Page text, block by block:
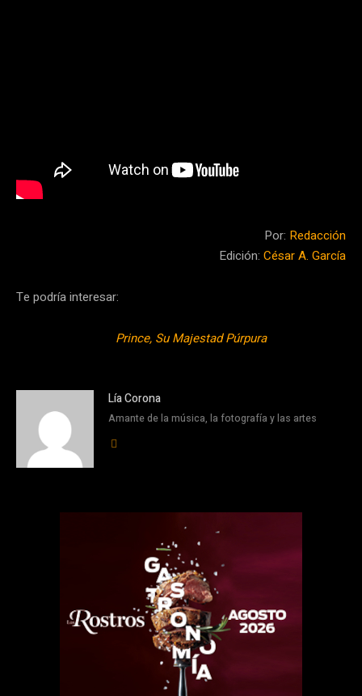
Por: Redacción
Edición: César A. García
Te podría interesar:
Prince, Su Majestad Púrpura
Lía Corona
Amante de la música, la fotografía y las artes